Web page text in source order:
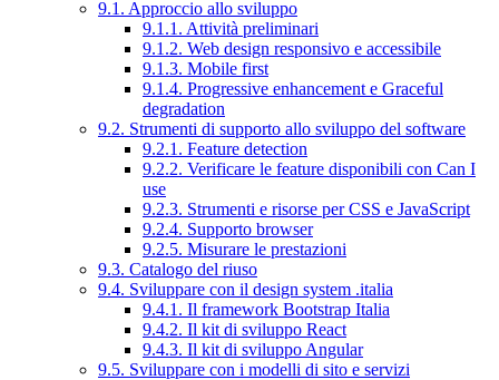
9.1. Approccio allo sviluppo
9.1.1. Attività preliminari
9.1.2. Web design responsivo e accessibile
9.1.3. Mobile first
9.1.4. Progressive enhancement e Graceful
degradation
9.2. Strumenti di supporto allo sviluppo del software
9.2.1. Feature detection
9.2.2. Verificare le feature disponibili con Can I
use
9.2.3. Strumenti e risorse per CSS e JavaScript
9.2.4. Supporto browser
9.2.5. Misurare le prestazioni
9.3. Catalogo del riuso
9.4. Sviluppare con il design system .italia
9.4.1. Il framework Bootstrap Italia
9.4.2. Il kit di sviluppo React
9.4.3. Il kit di sviluppo Angular
9.5. Sviluppare con i modelli di sito e servizi